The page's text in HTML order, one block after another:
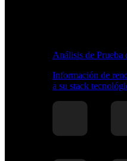
Análisis de Prueba
Información de
a su stack